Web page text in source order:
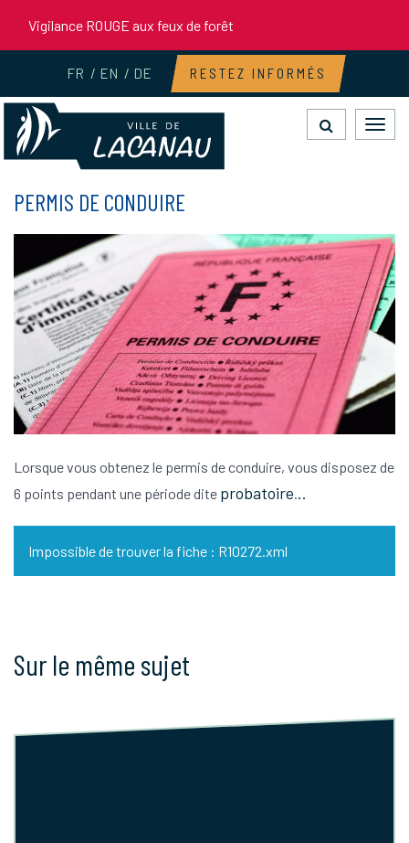
Vigilance ROUGE aux feux de forêt
FR EN DE RESTEZ INFORMÉS
PERMIS DE CONDUIRE
Lorsque vous obtenez le permis de conduire, vous disposez de
6 points pendant une période dite probatoire...
Impossible de trouver la fiche : R10272.xml
Sur le même sujet